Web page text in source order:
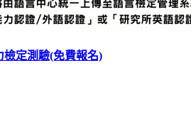
檢定測驗(免費報名)